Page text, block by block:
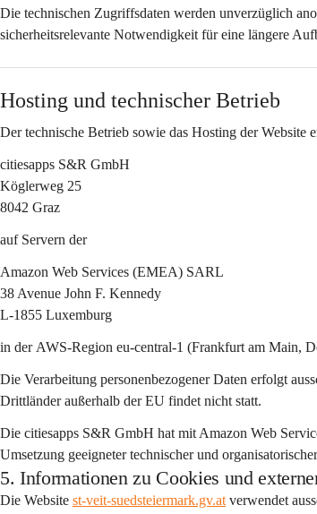
Die technischen Zugriffsdaten werden unverzüglich
sicherheitsrelevante Notwendigkeit für eine längere
Hosting und technischer Betrieb
Der technische Betrieb sowie das Hosting der Website
citiesapps S&R GmbH
Köglerweg 25
8042 Graz
auf Servern der
Amazon Web Services (EMEA) SARL
38 Avenue John F. Kennedy
L-1855 Luxemburg
in der AWS-Region eu-central-1 (Frankfurt am Main,
Die Verarbeitung personenbezogener Daten erfolgt
Drittländer außerhalb der EU findet nicht statt.
Die citiesapps S&R GmbH hat mit Amazon Web
Umsetzung geeigneter technischer und
5. Informationen zu Cookies und
Die Website st-veit-suedsteiermark.gv.at verwendet